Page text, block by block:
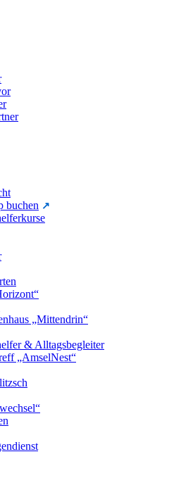
buchen
„Mittendrin“
& Alltagsbegleiter
„AmselNest“